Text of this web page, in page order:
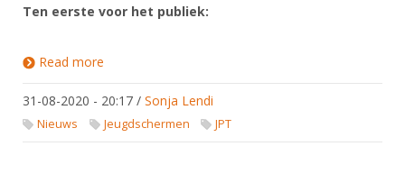
Evenement
Website
Handleiding
Sponsors en Partners
Organisatie
Bestuur
Commissies
Inschrijven
Reglementen
Oranje
DBT
FBT
SBT
Ouders en vereniging
Brassardsysteem
Voor coaches en leraren
Nieuws
NK organiseren
Ten eerste voor het publiek:
Read more
31-08-2020 - 20:17 / Sonja Lendi
Nieuws Jeugdschermen JPT